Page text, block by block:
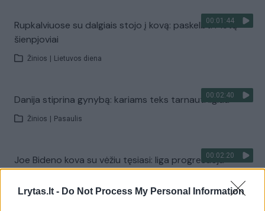
Lrytas.lt - Do Not Process My Personal Information
00:01:44
Rupkalviuose su dalgiais stojo į kovą: paskelbti Metų
šienpjoviai
Žinios Lietuvos diena
00:02:40
Danija stiprina gynybą: kariams teks tarnauti ilgiau
Žinios Pasaulis
00:02:20
Joe Bideno kova su vėžiu tęsiasi: liga progresuoja